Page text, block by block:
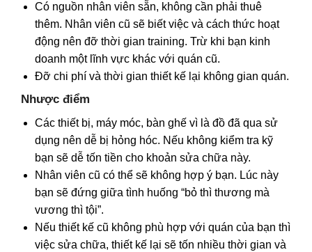
Có nguồn nhân viên sẵn, không cần phải thuê
thêm. Nhân viên cũ sẽ biết việc và cách thức hoạt
động nên đỡ thời gian training. Trừ khi bạn kinh
doanh một lĩnh vực khác với quán cũ.
Đỡ chi phí và thời gian thiết kế lại không gian quán.
Nhược điểm
Các thiết bị, máy móc, bàn ghế vì là đồ đã qua sử
dụng nên dễ bị hỏng hóc. Nếu không kiểm tra kỹ
bạn sẽ dễ tốn tiền cho khoản sửa chữa này.
Nhân viên cũ có thể sẽ không hợp ý bạn. Lúc này
bạn sẽ đứng giữa tình huống “bỏ thì thương mà
vương thì tội”.
Nếu thiết kế cũ không phù hợp với quán của bạn thì
việc sửa chữa, thiết kế lại sẽ tốn nhiều thời gian và